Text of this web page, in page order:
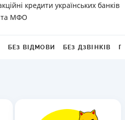
кредити українських банків
та МФО
БЕЗ ВІДМОВИ БЕЗ ДЗВІНКІВ